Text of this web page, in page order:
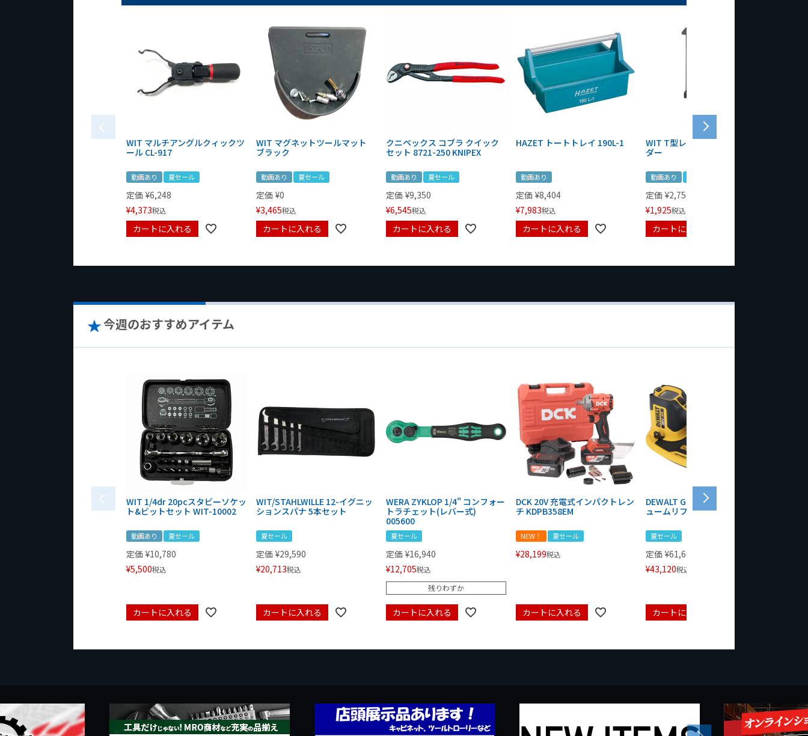
WIT マルチアングルクィックツ
ール CL-917
動画あり 夏セール
定価 ¥6,248
¥4,373税込
カートに入れる
WIT マグネットツールマット
ブラック
動画あり 夏セール
定価 ¥0
¥3,465税込
カートに入れる
クニペックス コブラ クイック
セット 8721-250 KNIPEX
動画あり 夏セール
定価 ¥9,350
¥6,545税込
カートに入れる
HAZET トートトレイ 190L-1
動画あり
定価 ¥8,404
¥7,983税込
カートに入れる
WIT T型レンチマグネットホル
ダー
動画あり
定価 ¥2,750
¥1,925税込
カートに入れる
今週のおすすめアイテム
WIT 1/4dr 20pcスタビーソケッ
ト&ビットセット WIT-10002
動画あり 夏セール
定価 ¥10,780
¥5,500税込
カートに入れる
WIT/STAHLWILLE 12-イグニッ
ションスパナ 5本セット
夏セール
定価 ¥29,590
¥20,713税込
カートに入れる
WERA ZYKLOP 1/4" コンフォー
トラチェット(レバー式)
005600
夏セール
定価 ¥16,940
¥12,705税込
残りわずか
カートに入れる
DCK 20V 充電式インパクトレン
チ KDPB358EM
NEW！ 夏セール
¥28,199税込
カートに入れる
DEWALT GRABO 18V電動バキ
ュームリフター DCE590N-XJ
夏セール
定価 ¥61,600
¥43,120税込
カートに入れる